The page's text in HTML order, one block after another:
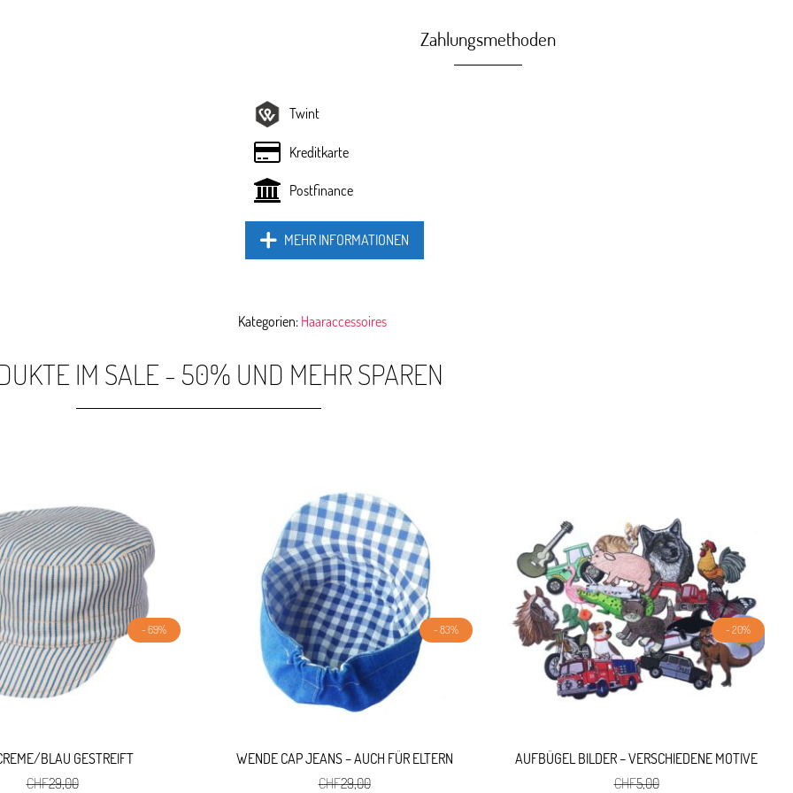
Zahlungsmethoden
Twint
Kreditkarte
Postfinance
MEHR INFORMATIONEN
Kategorien: Haaraccessoires
IM SALE - 50% UND MEHR SPAREN
- 69%
BLAU GESTREIFT
CHF29,00
- 83%
WENDE CAP JEANS – AUCH FÜR ELTERN
CHF29,00
- 20%
AUFBÜGEL BILDER – VERSCHIEDENE MOTIVE
CHF5,00